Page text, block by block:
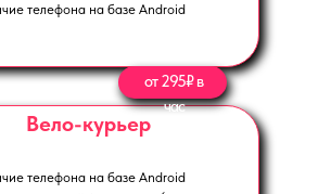
телефона на базе Android
телефона на базе Android
Вело-курьер
от 295₽ в
час